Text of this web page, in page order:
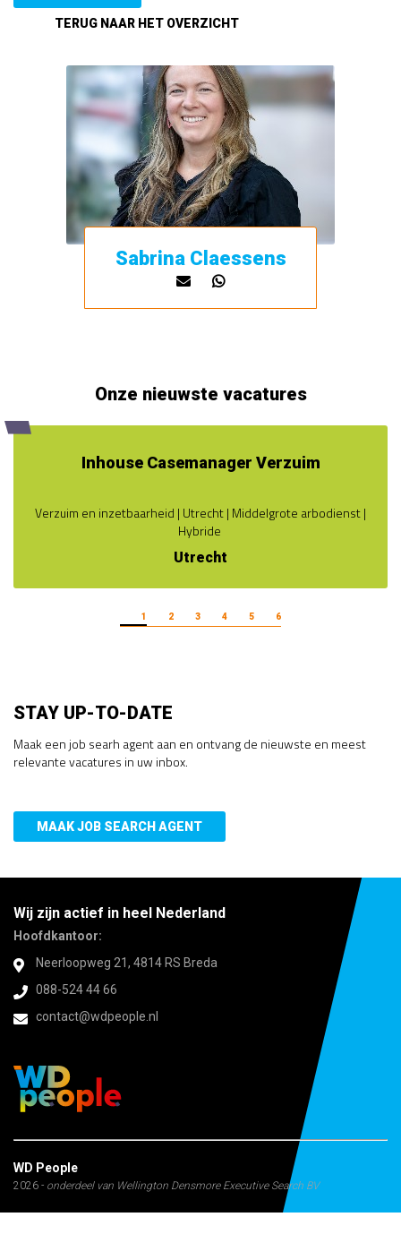
Sabrina Claessens
Onze nieuwste vacatures
Inhouse Casemanager Verzuim
Verzuim en inzetbaarheid | Utrecht | Middelgrote arbodienst |
Hybride
Utrecht
1 2 3 4 5 6
STAY UP-TO-DATE
Maak een job searh agent aan en ontvang de nieuwste en meest
relevante vacatures in uw inbox.
MAAK JOB SEARCH AGENT
Wij zijn actief in heel Nederland
Hoofdkantoor:
Neerloopweg 21, 4814 RS Breda
088-524 44 66
contact@wdpeople.nl
WD People
2026 - onderdeel van Wellington Densmore Executive Search BV